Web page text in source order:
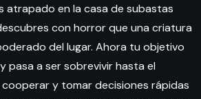
atrapado en la casa de subastas
con horror que una criatura
del lugar. Ahora tu objetivo
pasa a ser sobrevivir hasta el
cooperar y tomar decisiones rápidas